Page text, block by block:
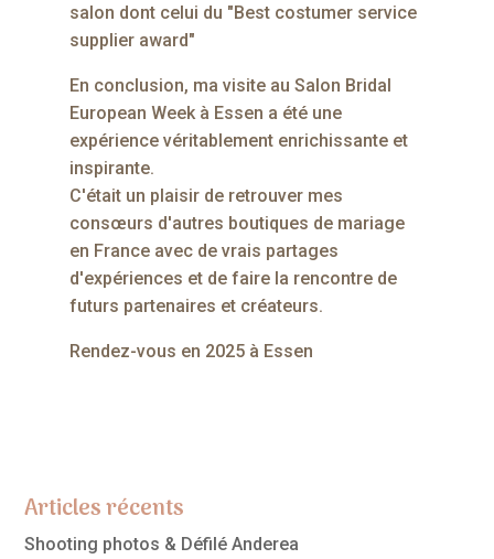
salon dont celui du "Best costumer service
supplier award"
En conclusion, ma visite au Salon Bridal
European Week à Essen a été une
expérience véritablement enrichissante et
inspirante.
C'était un plaisir de retrouver mes
consœurs d'autres boutiques de mariage
en France avec de vrais partages
d'expériences et de faire la rencontre de
futurs partenaires et créateurs.
Rendez-vous en 2025 à Essen
Articles récents
Shooting photos & Défilé Anderea